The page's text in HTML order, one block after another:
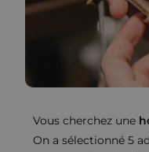
Vous cherchez une
On a sélectionné 5